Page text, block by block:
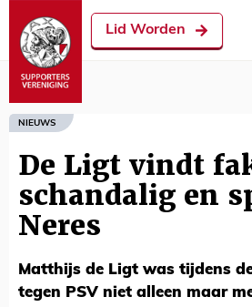
Lid Worden
NIEUWS
De Ligt vindt
schandalig en
Neres
Matthijs de Ligt was tijdens
tegen PSV niet alleen maar